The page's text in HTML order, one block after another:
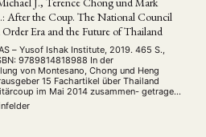
After the Coup. The National Council
Order Era and the Future of Thailand
– Yusof Ishak Institute, 2019. 465 S.,
9789814818988 In der
von Montesano, Chong und Heng
15 Fachartikel über Thailand
im Mai 2014 zusammen- getragen,
Thailand Forum Conference in
worden sind. Dabei dienen der erste